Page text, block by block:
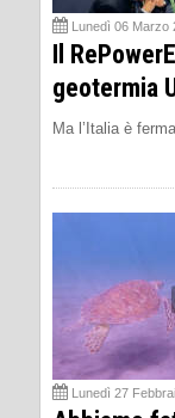
Lunedì 06 Marzo
Il
geotermia
Ma l’Italia è
Lunedì 27